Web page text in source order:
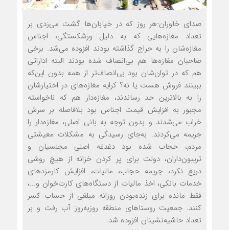
صدای خاوران-هر روز که در خیابان‌ها گشت می‌زدی بر
تعداد مغازه‌هایی که به دلیل ورشکستگی، اجناس
مغازه‌شان را به حراج گذاشته بودند افزوده می‌شد. برخی
صاحبان مغازه‌ها هم بی‌انصاف شده بودند البته اداراتی
هم که در توان‌شان بود بی‌انصاف‌تر از همه بدون این‌که
ببینند فروش هست یا نه؟ کرایه مغازه‌های در اختیارشان
را به بالاترین حد رساندند، مغازه‌دار هم که ناخواسته
مجبور به افزایش قیمت اجناس بود بلافاصله بر سرش
خراب می‌شدند و بدون توجه به بانی اصلی‌، مغازه‌دار را
جریمه می‌کردند. به‌جای رسیدگی به مشکلات معیشتی
مردم، حجاب شده بود دغدغه اصلی مجلسیان و
تریبون‌داران، دولت برای پر کردن خزانه از هیچ روشی
دریغ نکرد، جریمه حجاب، مالیات، افزایش کارمزدهای
خدمات بانکی، اخذ مالیات از دستگاه‌های کارت‌خوان و...،
فقط مانده برای زنده‌بودن روزانه مبلغی از حساب کسر
کنند. جمعیت روستاهای منطقه روزبه‌روز آب رفت و بر
تعداد حاشیه‌نشینان افزوده شد.